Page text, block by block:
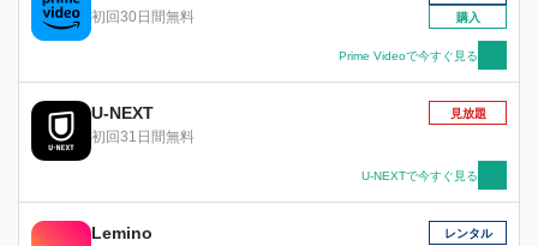
初回30日間無料
購入
Prime Videoで今すぐ見る
U-NEXT
初回31日間無料
見放題
U-NEXTで今すぐ見る
Lemino レンタル